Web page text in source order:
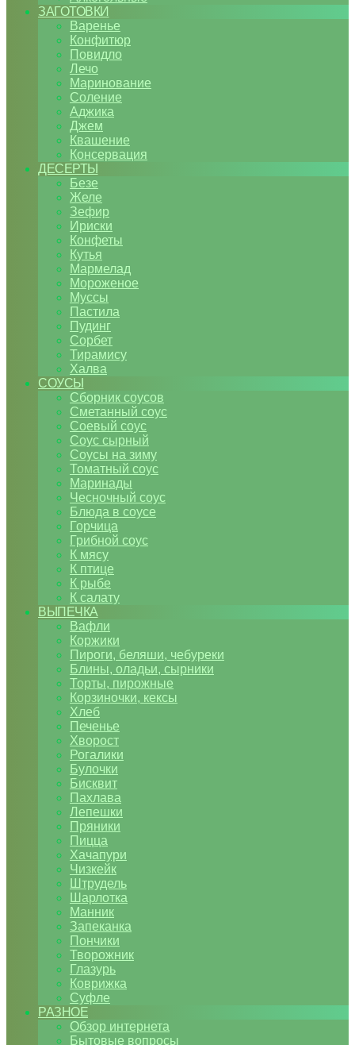
ЗАГОТОВКИ
Варенье
Конфитюр
Повидло
Лечо
Маринование
Соление
Аджика
Джем
Квашение
Консервация
ДЕСЕРТЫ
Безе
Желе
Зефир
Ириски
Конфеты
Кутья
Мармелад
Мороженое
Муссы
Пастила
Пудинг
Сорбет
Тирамису
Халва
СОУСЫ
Сборник соусов
Сметанный соус
Соевый соус
Соус сырный
Соусы на зиму
Томатный соус
Маринады
Чесночный соус
Блюда в соусе
Горчица
Грибной соус
К мясу
К птице
К рыбе
К салату
ВЫПЕЧКА
Вафли
Коржики
Пироги, беляши, чебуреки
Блины, оладьи, сырники
Торты, пирожные
Корзиночки, кексы
Хлеб
Печенье
Хворост
Рогалики
Булочки
Бисквит
Пахлава
Лепешки
Пряники
Пицца
Хачапури
Чизкейк
Штрудель
Шарлотка
Манник
Запеканка
Пончики
Творожник
Глазурь
Коврижка
Суфле
РАЗНОЕ
Обзор интернета
Бытовые вопросы